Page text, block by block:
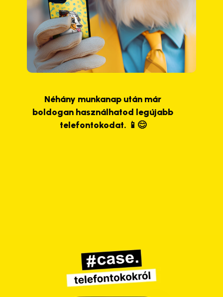
Néhány munkanap után már
boldogan használhatod legújabb
telefontokodat. 📱😊